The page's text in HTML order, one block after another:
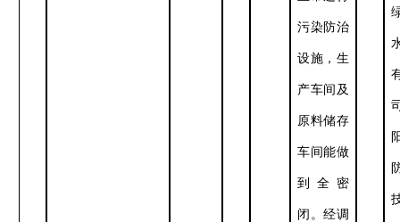
污染防治
设施，生
产车间及
原料储存
车间能做
到全密
闭。经调